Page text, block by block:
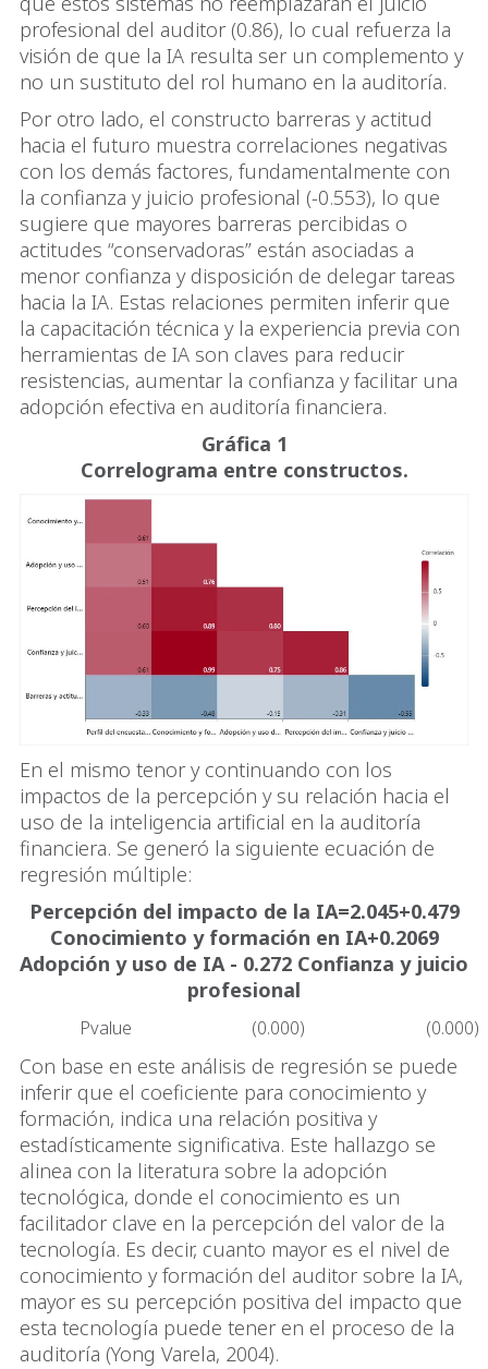
profesional del auditor (0.86), lo cual refuerza la
visión de que la IA resulta ser un complemento y
no un sustituto del rol humano en la auditoría.
Por otro lado, el constructo barreras y actitud
hacia el futuro muestra correlaciones negativas
con los demás factores, fundamentalmente con
la confianza y juicio profesional (-0.553), lo que
sugiere que mayores barreras percibidas o
actitudes “conservadoras” están asociadas a
menor confianza y disposición de delegar tareas
hacia la IA. Estas relaciones permiten inferir que
la capacitación técnica y la experiencia previa con
herramientas de IA son claves para reducir
resistencias, aumentar la confianza y facilitar una
adopción efectiva en auditoría financiera.
Gráfica 1
Correlograma entre constructos.
En el mismo tenor y continuando con los
impactos de la percepción y su relación hacia el
uso de la inteligencia artificial en la auditoría
financiera. Se generó la siguiente ecuación de
regresión múltiple:
Percepción del impacto de la IA=2.045+0.479
Conocimiento y formación en IA+0.2069
Adopción y uso de IA - 0.272 Confianza y juicio
profesional
Pvalue (0.000) (0.000)
Con base en este análisis de regresión se puede
inferir que el coeficiente para conocimiento y
formación, indica una relación positiva y
estadísticamente significativa. Este hallazgo se
alinea con la literatura sobre la adopción
tecnológica, donde el conocimiento es un
facilitador clave en la percepción del valor de la
tecnología. Es decir, cuanto mayor es el nivel de
conocimiento y formación del auditor sobre la IA,
mayor es su percepción positiva del impacto que
esta tecnología puede tener en el proceso de la
auditoría (Yong Varela, 2004).